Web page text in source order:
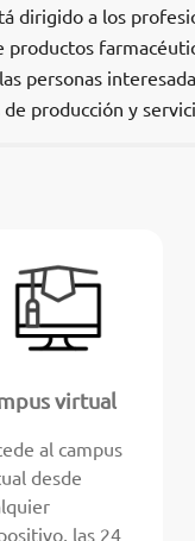
dirigido a los
productos
personas
producción y
virtual
al campus
desde
las 24